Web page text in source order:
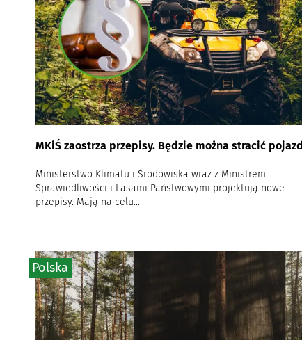
MKiŚ zaostrza przepisy. Będzie można stracić pojazd
Ministerstwo Klimatu i Środowiska wraz z Ministrem
Sprawiedliwości i Lasami Państwowymi projektują nowe
przepisy. Mają na celu...
Polska